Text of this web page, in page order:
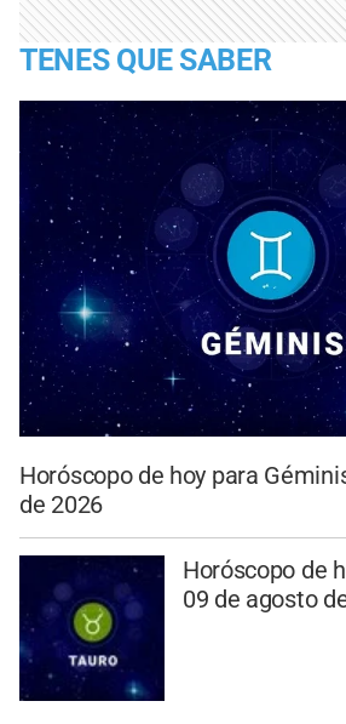
TENES QUE SABER
Horóscopo de hoy para
de 2026
Horóscopo de
09 de agosto